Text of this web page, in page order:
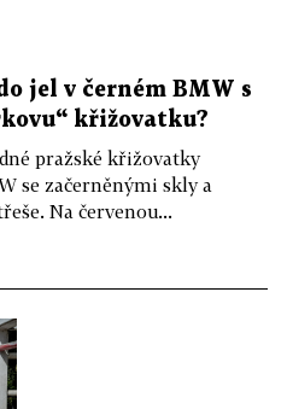
jel v černém BMW s
křižovatku?
pražské křižovatky
se začerněnými skly a
Na červenou...